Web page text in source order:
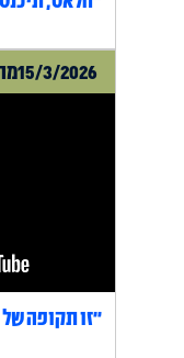
15/3/2026
״זו תקופה